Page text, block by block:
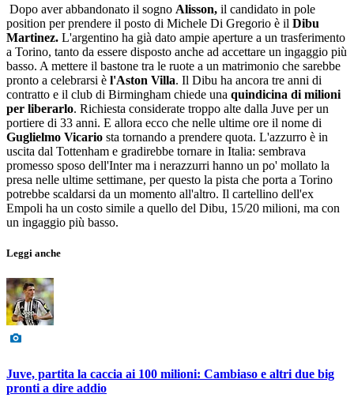
Dopo aver abbandonato il sogno Alisson, il candidato in pole
position per prendere il posto di Michele Di Gregorio è il Dibu
Martinez. L'argentino ha già dato ampie aperture a un trasferimento
a Torino, tanto da essere disposto anche ad accettare un ingaggio più
basso. A mettere il bastone tra le ruote a un matrimonio che sarebbe
pronto a celebrarsi è l'Aston Villa. Il Dibu ha ancora tre anni di
contratto e il club di Birmingham chiede una quindicina di milioni
per liberarlo. Richiesta considerate troppo alte dalla Juve per un
portiere di 33 anni. E allora ecco che nelle ultime ore il nome di
Guglielmo Vicario sta tornando a prendere quota. L'azzurro è in
uscita dal Tottenham e gradirebbe tornare in Italia: sembrava
promesso sposo dell'Inter ma i nerazzurri hanno un po' mollato la
presa nelle ultime settimane, per questo la pista che porta a Torino
potrebbe scaldarsi da un momento all'altro. Il cartellino dell'ex
Empoli ha un costo simile a quello del Dibu, 15/20 milioni, ma con
un ingaggio più basso.
Leggi anche
Juve, partita la caccia ai 100 milioni: Cambiaso e altri due big
pronti a dire addio